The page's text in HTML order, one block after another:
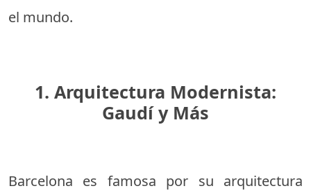
el mundo.
1. Arquitectura Modernista:
Gaudí y Más
Barcelona es famosa por su arquitectura